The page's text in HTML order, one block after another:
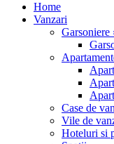
Home
Vanzari
Garsoniere
Case de
Vile de
Hoteluri si